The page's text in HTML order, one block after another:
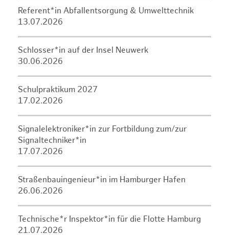
Referent*in Abfallentsorgung & Umwelttechnik
13.07.2026
Schlosser*in auf der Insel Neuwerk
30.06.2026
Schulpraktikum 2027
17.02.2026
Signalelektroniker*in zur Fortbildung zum/zur
Signaltechniker*in
17.07.2026
Straßenbauingenieur*in im Hamburger Hafen
26.06.2026
Technische*r Inspektor*in für die Flotte Hamburg
21.07.2026